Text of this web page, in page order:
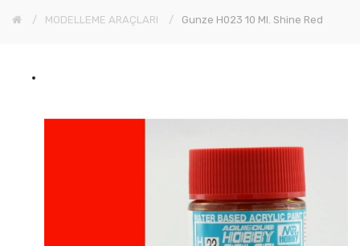
MODELLEME ARAÇLARI Gunze H023 10 Ml. Shine Red